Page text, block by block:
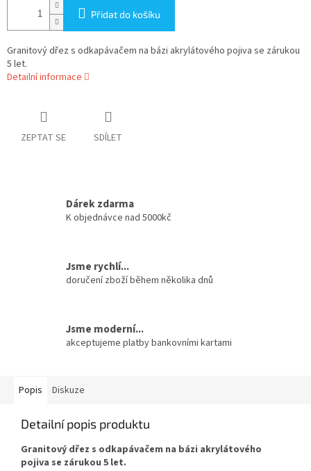
Přidat do košíku
Granitový dřez s odkapávačem na bázi akrylátového pojiva se zárukou
5 let.
Detailní informace
ZEPTAT SE SDÍLET
Dárek zdarma
K objednávce nad 5000kč
Jsme rychlí...
doručení zboží během několika dnů
Jsme moderní...
akceptujeme platby bankovními kartami
Popis Diskuze
Detailní popis produktu
Granitový dřez s odkapávačem na bázi akrylátového
pojiva se zárukou 5 let.